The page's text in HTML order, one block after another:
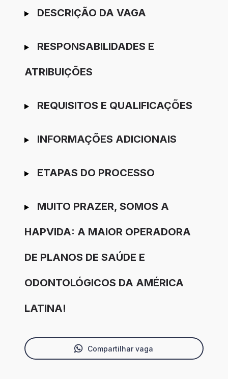
Ir para candidatura
DESCRIÇÃO DA VAGA
RESPONSABILIDADES E
ATRIBUIÇÕES
REQUISITOS E QUALIFICAÇÕES
INFORMAÇÕES ADICIONAIS
ETAPAS DO PROCESSO
MUITO PRAZER, SOMOS A
HAPVIDA: A MAIOR OPERADORA
DE PLANOS DE SAÚDE E
ODONTOLÓGICOS DA AMÉRICA
LATINA!
Compartilhar vaga